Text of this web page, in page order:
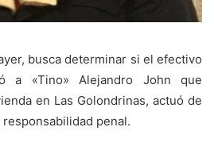
busca determinar si el efectivo
a «Tino» Alejandro John que
en Las Golondrinas, actuó de
penal.⠀